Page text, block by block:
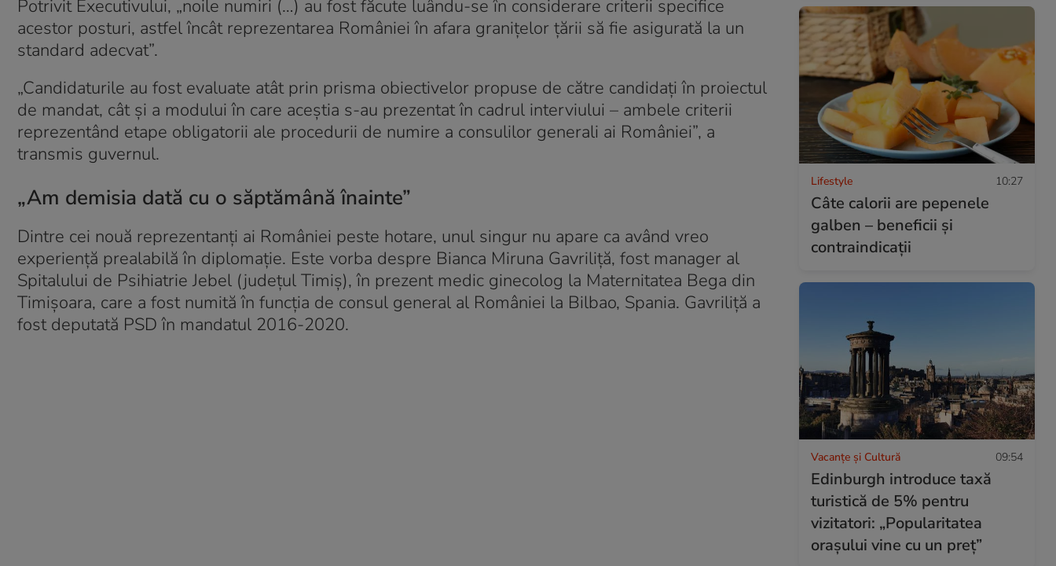
Potrivit Executivului, „noile numiri (…) au fost făcute luându-se în considerare criterii specifice
acestor posturi, astfel încât reprezentarea României în afara graniţelor ţării să fie asigurată la un
standard adecvat”.
„Candidaturile au fost evaluate atât prin prisma obiectivelor propuse de către candidaţi în proiectul
de mandat, cât şi a modului în care aceştia s-au prezentat în cadrul interviului – ambele criterii
reprezentând etape obligatorii ale procedurii de numire a consulilor generali ai României”, a
transmis guvernul.
„Am demisia dată cu o săptămână înainte”
Dintre cei nouă reprezentanți ai României peste hotare, unul singur nu apare ca având vreo
experiență prealabilă în diplomație. Este vorba despre Bianca Miruna Gavriliță, fost manager al
Spitalului de Psihiatrie Jebel (județul Timiș), în prezent medic ginecolog la Maternitatea Bega din
Timișoara, care a fost numită în funcția de consul general al României la Bilbao, Spania. Gavriliță a
fost deputată PSD în mandatul 2016-2020.
Lifestyle 10:27
Câte calorii are pepenele
galben – beneficii și
contraindicații
Vacanțe și Cultură 09:54
Edinburgh introduce taxă
turistică de 5% pentru
vizitatori: „Popularitatea
orașului vine cu un preț”